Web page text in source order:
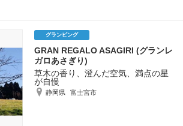
グランピング
GRAN REGALO ASAGIRI (グランレ
ガロあさぎり)
草木の香り、澄んだ空気、満点の星
が自慢
静岡県 富士宮市